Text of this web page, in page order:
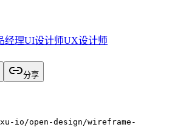
经理UI设计师UX设计师
分享
io/open-design/wireframe-